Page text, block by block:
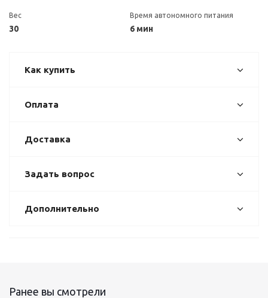
Вес
30
Время автономного питания
6 мин
Как купить
Оплата
Доставка
Задать вопрос
Дополнительно
Ранее вы смотрели